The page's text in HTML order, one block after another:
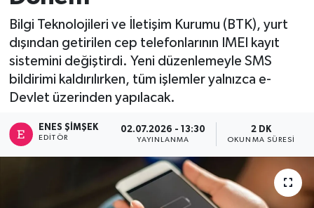
Bilgi Teknolojileri ve İletişim Kurumu (BTK), yurt
dışından getirilen cep telefonlarının IMEI kayıt
sistemini değiştirdi. Yeni düzenlemeyle SMS
bildirimi kaldırılırken, tüm işlemler yalnızca e-
Devlet üzerinden yapılacak.
ENES ŞIMŞEK
EDITÖR
02.07.2026 - 13:30
YAYINLANMA
2 DK
OKUNMA SÜRESI